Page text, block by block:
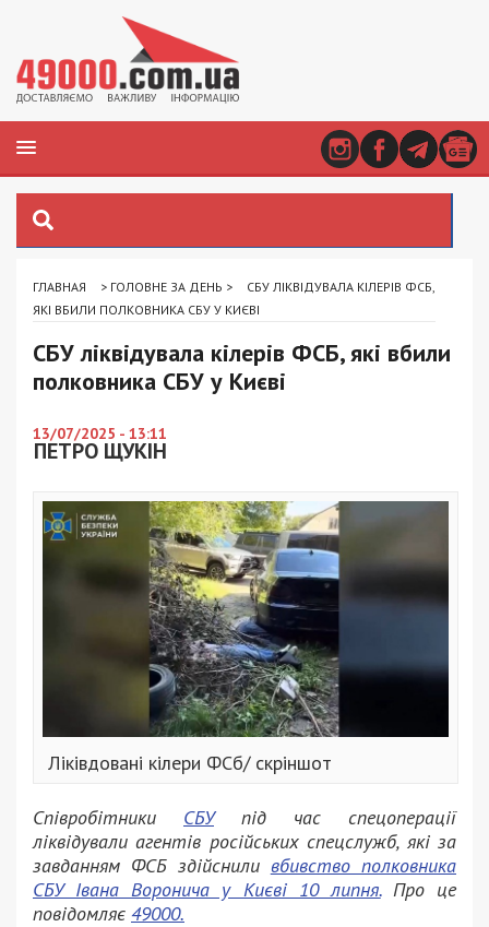
ГЛАВНАЯ > ГОЛОВНЕ ЗА ДЕНЬ >
СБУ ЛІКВІДУВАЛА КІЛЕРІВ ФСБ,
ЯКІ ВБИЛИ ПОЛКОВНИКА СБУ У КИЄВІ
СБУ ліквідувала кілерів ФСБ, які вбили
полковника СБУ у Києві
13/07/2025 - 13:11
ПЕТРО ЩУКІН
Ліківдовані кілери ФСб/ скріншот
Співробітники СБУпід час спецоперації
ліквідували агентів російських спецслужб, які за
завданням ФСБ здійснили вбивство полковника
СБУ Івана Воронича у Києві 10 липня.Про це
повідомляє 49000.